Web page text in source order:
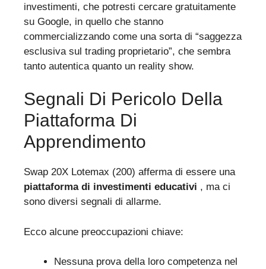
investimenti, che potresti cercare gratuitamente
su Google, in quello che stanno
commercializzando come una sorta di “saggezza
esclusiva sul trading proprietario”, che sembra
tanto autentica quanto un reality show.
Segnali Di Pericolo Della
Piattaforma Di
Apprendimento
Swap 20X Lotemax (200) afferma di essere una
piattaforma di investimenti educativi , ma ci
sono diversi segnali di allarme.
Ecco alcune preoccupazioni chiave:
Nessuna prova della loro competenza nel